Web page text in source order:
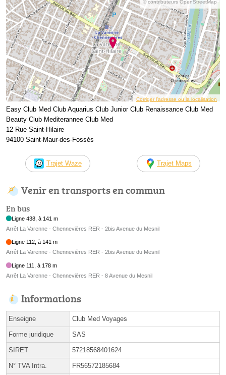
© contributeurs OpenStreetMap
Corriger l’adresse ou la localisation
Easy Club Med Club Aquarius Club Junior Club Renaissance Club Med
Beauty Club Mediterannee Club Med
12 Rue Saint-Hilaire
94100 Saint-Maur-des-Fossés
Trajet Waze Trajet Maps
Venir en transports en commun
En bus
Ligne 438, à 141 m
Arrêt La Varenne - Chennevières RER - 2bis Avenue du Mesnil
Ligne 112, à 141 m
Arrêt La Varenne - Chennevières RER - 2bis Avenue du Mesnil
Ligne 111, à 178 m
Arrêt La Varenne - Chennevières RER - 8 Avenue du Mesnil
Informations
Enseigne Club Med Voyages
Forme juridique SAS
SIRET 57218568401624
N° TVA Intra. FR56572185684